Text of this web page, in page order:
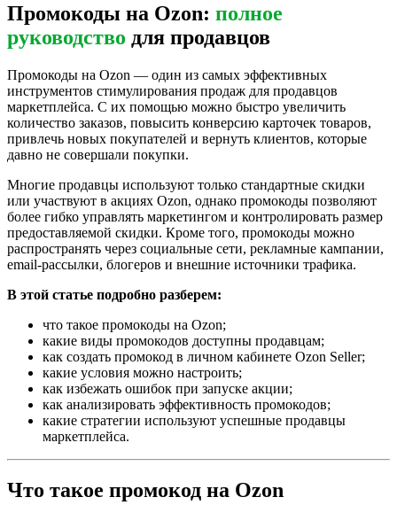
Промокоды на Ozon: полное
руководство для продавцов
Промокоды на Ozon — один из самых эффективных
инструментов стимулирования продаж для продавцов
маркетплейса. С их помощью можно быстро увеличить
количество заказов, повысить конверсию карточек товаров,
привлечь новых покупателей и вернуть клиентов, которые
давно не совершали покупки.
Многие продавцы используют только стандартные скидки
или участвуют в акциях Ozon, однако промокоды позволяют
более гибко управлять маркетингом и контролировать размер
предоставляемой скидки. Кроме того, промокоды можно
распространять через социальные сети, рекламные кампании,
email-рассылки, блогеров и внешние источники трафика.
В этой статье подробно разберем:
что такое промокоды на Ozon;
какие виды промокодов доступны продавцам;
как создать промокод в личном кабинете Ozon Seller;
какие условия можно настроить;
как избежать ошибок при запуске акции;
как анализировать эффективность промокодов;
какие стратегии используют успешные продавцы
маркетплейса.
Что такое промокод на Ozon